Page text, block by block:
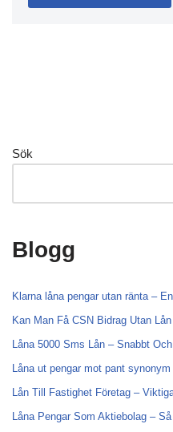
Sök
Blogg
Klarna låna pengar utan ränta –
Kan Man Få CSN Bidrag Utan
Låna 5000 Sms Lån – Snabbt
Låna ut pengar mot pant
Lån Till Fastighet Företag –
Låna Pengar Som Aktiebolag –